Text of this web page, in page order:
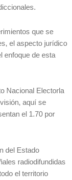
que se
el aspecto jurídico
enfoque de esta
Nacional Electorla
aquí se
el 1.70 por
del Estado
radiodifundidas
el territorio